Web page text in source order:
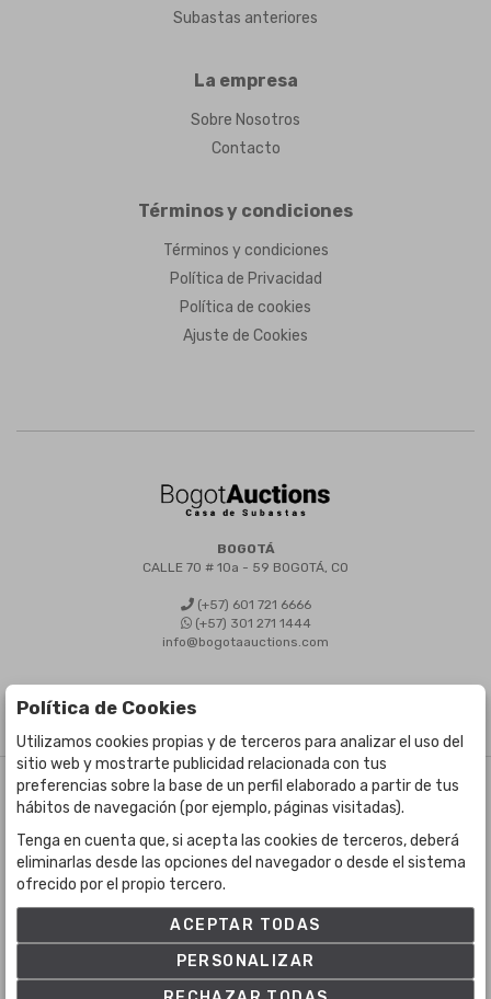
Subastas anteriores
La empresa
Sobre Nosotros
Contacto
Términos y condiciones
Términos y condiciones
Política de Privacidad
Política de cookies
Ajuste de Cookies
BOGOTÁ
CALLE 70 # 10a - 59 BOGOTÁ, CO
(+57) 601 721 6666
(+57) 301 271 1444
info@bogotaauctions.com
©Bogota Auctions- Todos los derechos reservados
Desarrollado por Labelgrup Networks.
Política de Cookies
Utilizamos cookies propias y de terceros para analizar el uso del
sitio web y mostrarte publicidad relacionada con tus
preferencias sobre la base de un perfil elaborado a partir de tus
hábitos de navegación (por ejemplo, páginas visitadas).
Tenga en cuenta que, si acepta las cookies de terceros, deberá
eliminarlas desde las opciones del navegador o desde el sistema
ofrecido por el propio tercero.
ACEPTAR TODAS
PERSONALIZAR